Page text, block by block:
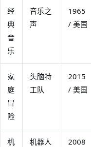
经
典
音
乐
音乐之
声
1965
/ 美国
家
庭
冒
险
头脑特
工队
2015
/ 美国
机
机器人
2008